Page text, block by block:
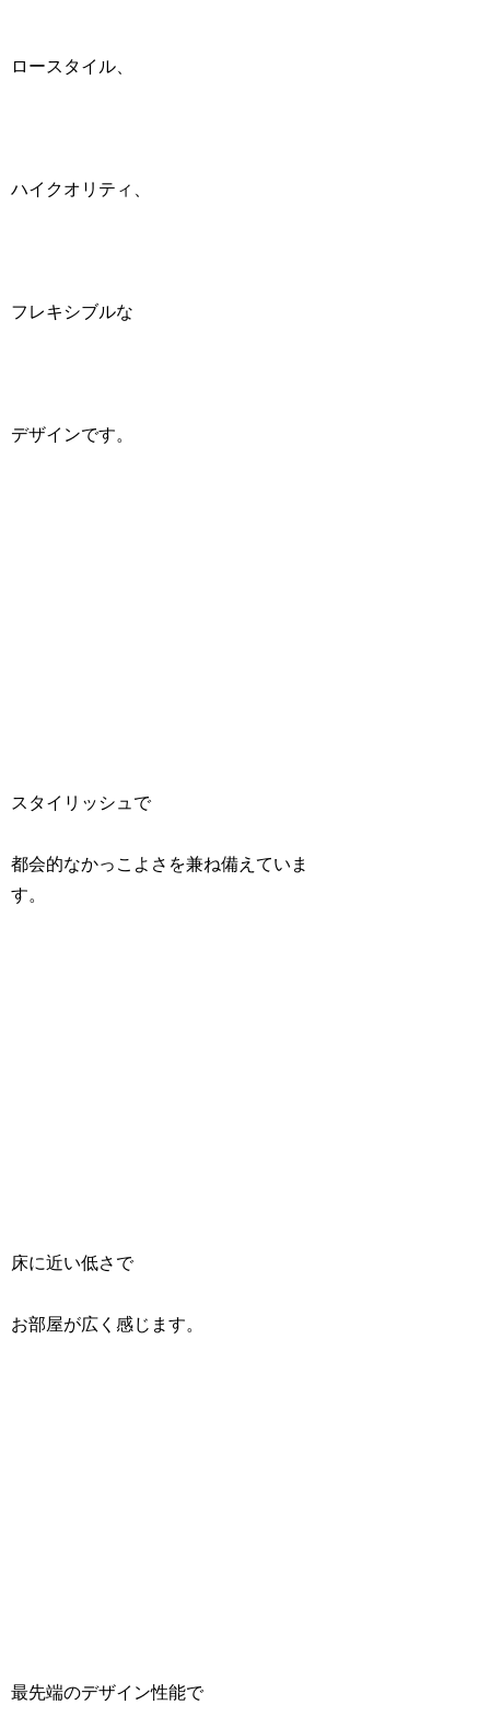
ロースタイル、
ハイクオリティ、
フレキシブルな
デザインです。
スタイリッシュで
都会的なかっこよさを兼ね備えていま
す。
床に近い低さで
お部屋が広く感じます。
最先端のデザイン性能で